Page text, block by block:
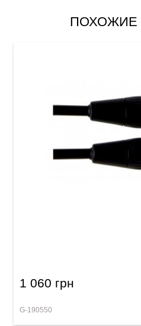
ПОХОЖИЕ
1 060 грн
G-190550